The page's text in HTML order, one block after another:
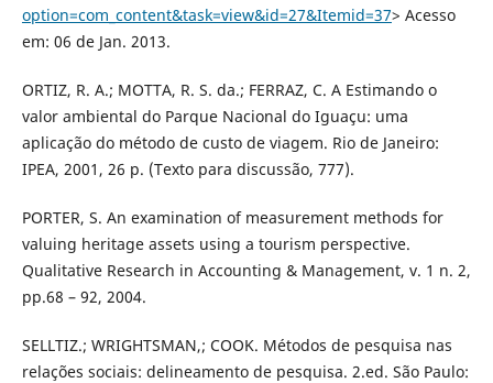
option=com_content&task=view&id=27&Itemid=37> Acesso
em: 06 de Jan. 2013.
ORTIZ, R. A.; MOTTA, R. S. da.; FERRAZ, C. A Estimando o
valor ambiental do Parque Nacional do Iguaçu: uma
aplicação do método de custo de viagem. Rio de Janeiro:
IPEA, 2001, 26 p. (Texto para discussão, 777).
PORTER, S. An examination of measurement methods for
valuing heritage assets using a tourism perspective.
Qualitative Research in Accounting & Management, v. 1 n. 2,
pp.68 – 92, 2004.
SELLTIZ.; WRIGHTSMAN,; COOK. Métodos de pesquisa nas
relações sociais: delineamento de pesquisa. 2.ed. São Paulo: